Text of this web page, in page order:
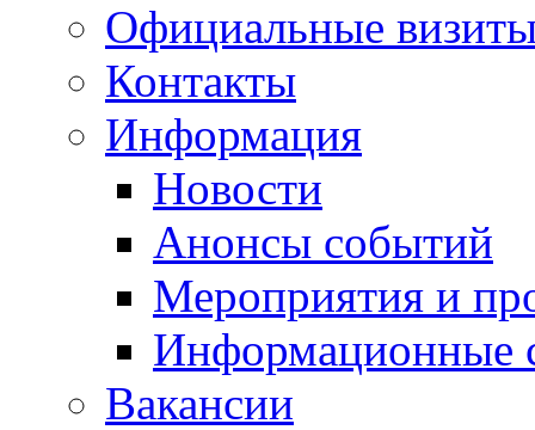
Официальные
Контакты
Информация
Новости
Анонсы событий
Мероприятия и
Информационные
Вакансии